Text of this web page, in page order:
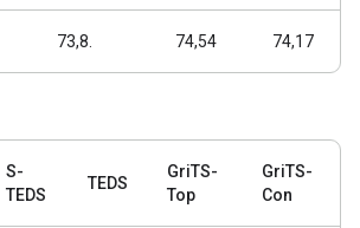
73,8. 74,54 74,17
S-
TEDS
TEDS
GriTS-
Top
GriTS-
Con